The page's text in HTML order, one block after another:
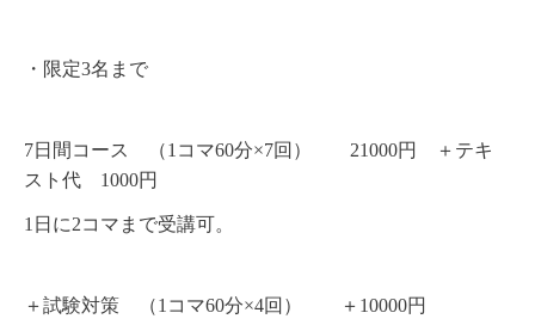
・限定3名まで
7日間コース （1コマ60分×7回） 21000円 ＋テキ
スト代 1000円
1日に2コマまで受講可。
＋試験対策 （1コマ60分×4回） ＋10000円